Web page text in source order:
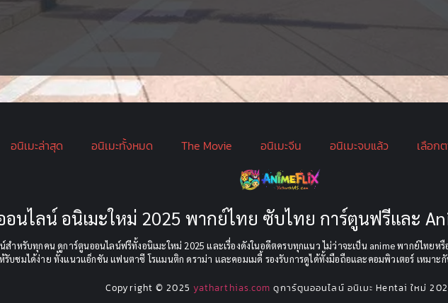
อนิเมะล่าสุด อนิเมะทั้งหมด The Movie อนิเมะจีน อนิเมะจบแล้ว เลือก
อนไลน์ อนิเมะใหม่ 2025 พากย์ไทย ซับไทย การ์ตูนฟรีและ
ำหรับทุกคน ดูการ์ตูนออนไลน์ฟรีทั้งอนิเมะใหม่ 2025 และเรื่องดังในอดีตครบทุกแนว ไม่ว่าจะเป็น anime พากย์ไทยห
รับชมได้ง่าย ทั้งแนวแอ็กชัน แฟนตาซี โรแมนติก ดราม่า และคอมเมดี้ รองรับการดูได้ทั้งมือถือและคอมพิวเตอร์ เหมาะ
Copyright © 2025 yatharthias.com ดูการ์ตูนออนไลน์ อนิเมะ Hentai ใหม่